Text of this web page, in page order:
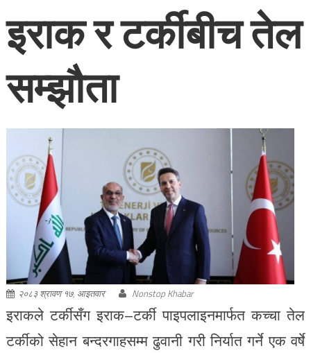
इराक र टर्कीबीच तेल
सम्झौता
२०८३ श्रावण १७, आइतवार Nonstop Khabar
इराकले टर्कीसँग इराक–टर्की पाइपलाइनमार्फत कच्चा तेल
टर्कीको सेहान बन्दरगाहसम्म ढुवानी गरी निर्यात गर्ने एक वर्षे